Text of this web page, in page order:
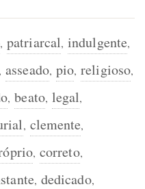
, patriarcal, indulgente,
, asseado, pio, religioso,
, beato, legal,
, clemente,
, correto,
, dedicado,